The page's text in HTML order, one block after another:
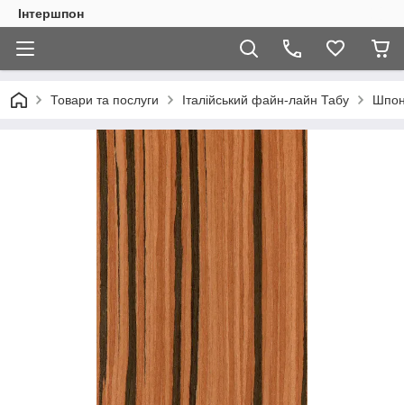
Інтершпон
Товари та послуги Італійський файн-лайн Табу